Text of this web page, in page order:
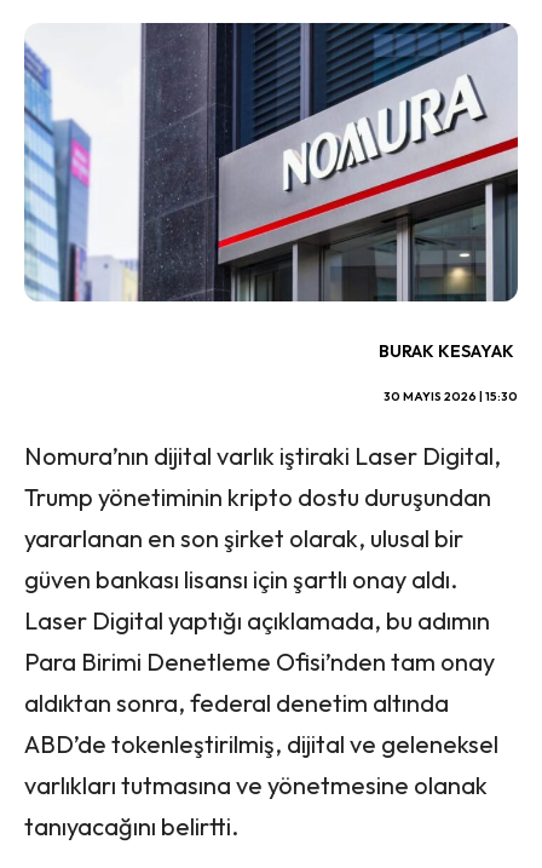
BURAK KESAYAK
30 MAYIS 2026 | 15:30
Nomura’nın dijital varlık iştiraki Laser Digital,
Trump yönetiminin kripto dostu duruşundan
yararlanan en son şirket olarak, ulusal bir
güven bankası lisansı için şartlı onay aldı.
Laser Digital yaptığı açıklamada, bu adımın
Para Birimi Denetleme Ofisi’nden tam onay
aldıktan sonra, federal denetim altında
ABD’de tokenleştirilmiş, dijital ve geleneksel
varlıkları tutmasına ve yönetmesine olanak
tanıyacağını belirtti.